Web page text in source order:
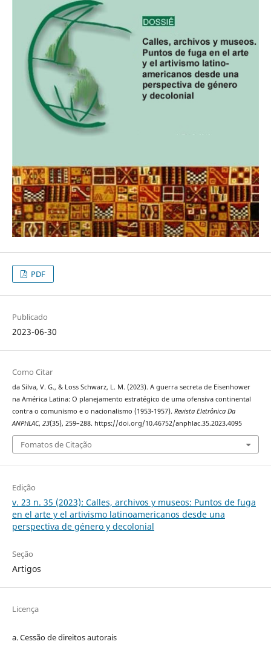
PDF
Publicado
2023-06-30
Como Citar
da Silva, V. G., & Loss Schwarz, L. M. (2023). A guerra secreta de Eisenhower
na América Latina: O planejamento estratégico de uma ofensiva continental
contra o comunismo e o nacionalismo (1953-1957). Revista Eletrônica Da
ANPHLAC, 23(35), 259–288. https://doi.org/10.46752/anphlac.35.2023.4095
Fomatos de Citação
Edição
v. 23 n. 35 (2023): Calles, archivos y museos: Puntos de fuga
en el arte y el artivismo latinoamericanos desde una
perspectiva de género y decolonial
Seção
Artigos
Licença
a. Cessão dedireitosautorais